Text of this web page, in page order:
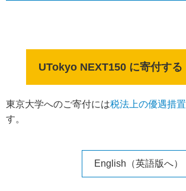
UTokyo NEXT150 に寄付する
東京大学へのご寄付には税法上の優遇措置
す。
English（英語版へ）